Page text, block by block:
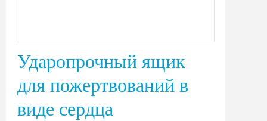
Ударопрочный ящик
для пожертвований в
виде сердца